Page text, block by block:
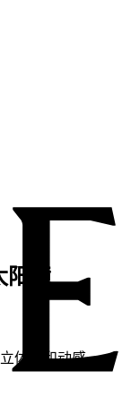
阳镜
体感和动感。